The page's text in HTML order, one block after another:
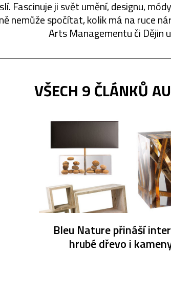
Fascinuje ji svět umění, designu,
nemůže spočítat, kolik má na ruce
Arts Managementu či Dějin
VŠECH 9 ČLÁNKŮ
Bleu Nature přináší
hrubé dřevo i